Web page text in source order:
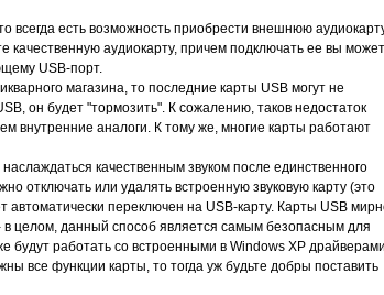
всегда есть возможность приобрести внешнюю
качественную аудиокарту, причем подключать ее вы
USB-порт.
магазина, то последние карты USB могут не
он будет "тормозить". К сожалению, таков недостаток
внутренние аналоги. К тому же, многие карты работают
качественным звуком после единственного
отключать или удалять встроенную звуковую карту (это
автоматически переключен на USB-карту. Карты USB
целом, данный способ является самым безопасным для
будут работать со встроенными в Windows XP
все функции карты, то тогда уж будьте добры поставить